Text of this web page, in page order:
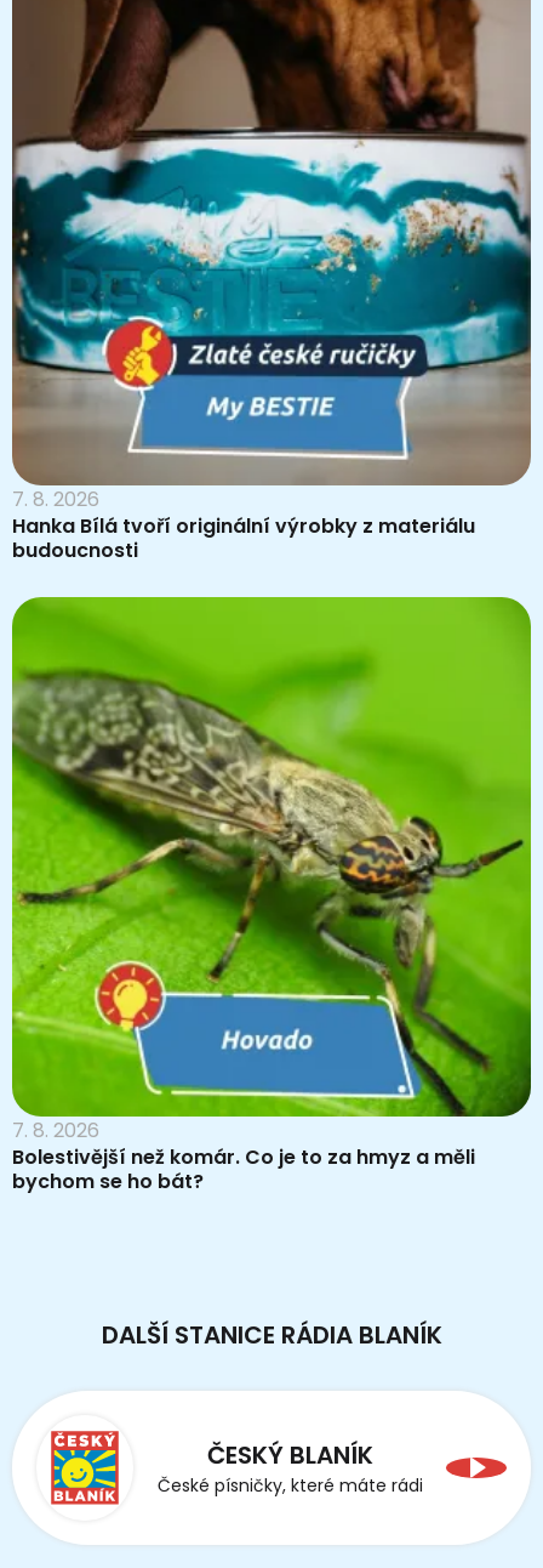
7. 8. 2026
Hanka Bílá tvoří originální výrobky z materiálu
budoucnosti
7. 8. 2026
Bolestivější než komár. Co je to za hmyz a měli
bychom se ho bát?
DALŠÍ STANICE RÁDIA BLANÍK
ČESKÝ BLANÍK
České písničky, které máte rádi